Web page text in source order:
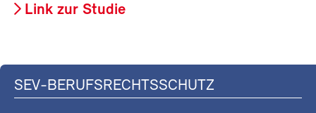
Link zur Studie
SEV-BERUFSRECHTSSCHUTZ